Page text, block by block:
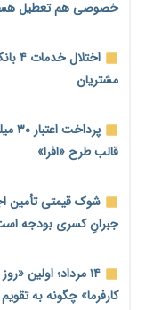
منابع صندوق ملی
هشدار درباره آینده
ترمیم مزد در راه
وام بدون رتبه
خصوصی هم تعطیل
مشتریان
قالب طرح «افرا»
شوک قیمتی تأمین
جبرانِ کسری بودجه
۱۴ مرداد؛ اولین
کارفرما» چگونه به